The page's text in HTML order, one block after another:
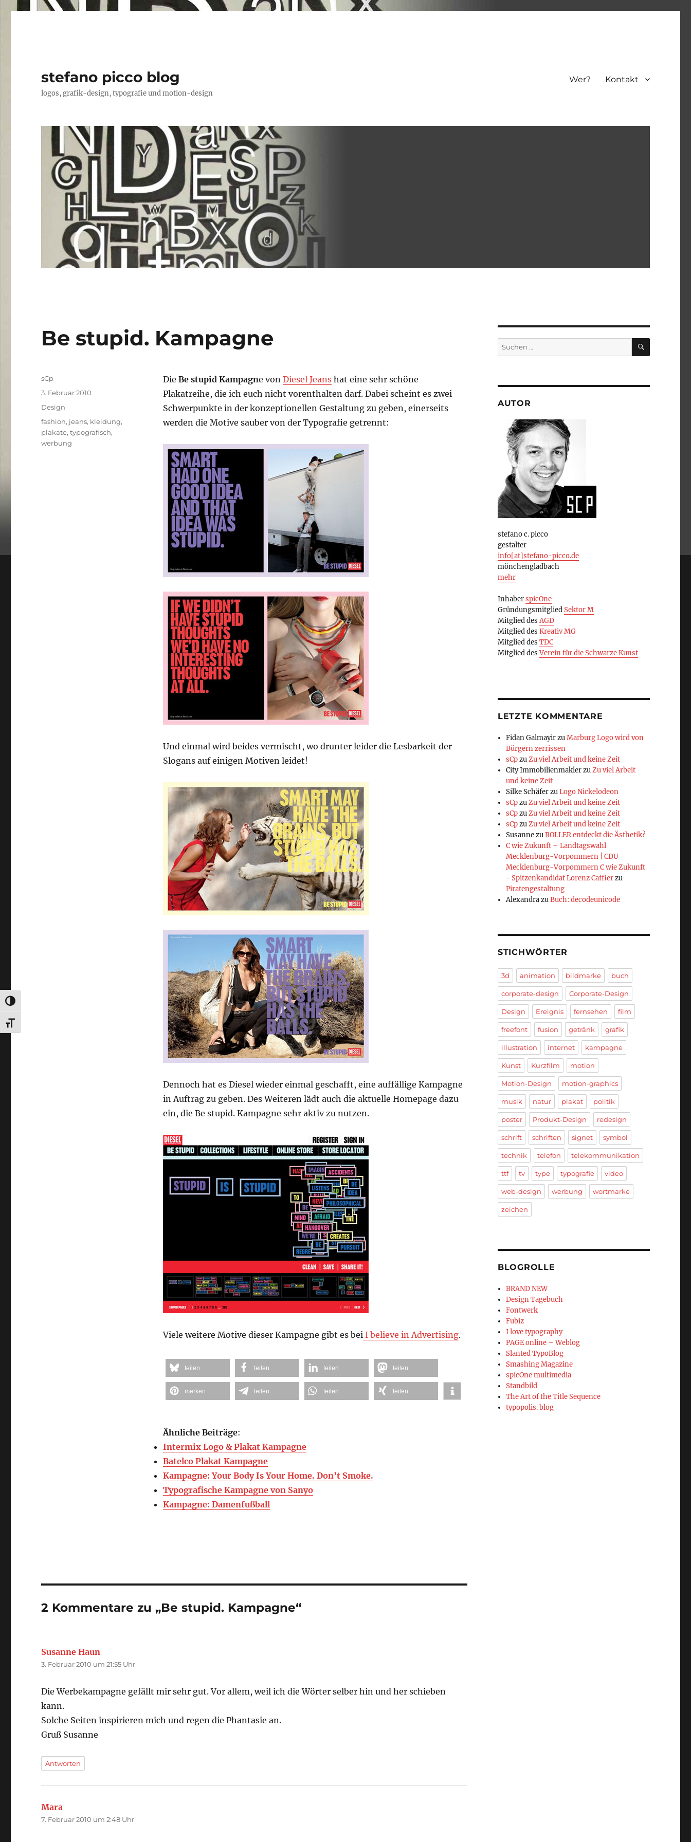
UMSCHALTEN AUF HOHE KONTRASTE
SCHRIFT VERGRÖSSERN
stefano picco blog
logos, grafik-design, typografie und motion-design
Wer? Kontakt
Be stupid. Kampagne
Die Be stupid Kampagne von Diesel Jeanshat eine sehr schöne
Plakatreihe, die ich euch nicht vorenthalten darf. Dabei scheint es zwei
Schwerpunkte in der konzeptionellen Gestaltung zu geben, einerseits
werden die Motive sauber von der Typografie getrennt:
Und einmal wird beides vermischt, wo drunter leider die Lesbarkeit der
Slogans auf einigen Motiven leidet!
Dennoch hat es Diesel wieder einmal geschafft, eine auffällige Kampagne
in Auftrag zu geben. Des Weiteren lädt auch die aktuelle Homepage dazu
ein, die Be stupid. Kampagne sehr aktiv zu nutzen.
Viele weitere Motive dieser Kampagne gibt es beiI believe in Advertising.
teilen teilen teilen teilen
merken teilen teilen teilen
Ähnliche Beiträge:
Intermix Logo & Plakat Kampagne
Batelco Plakat Kampagne
Kampagne: Your Body Is Your Home. Don’t Smoke.
Typografische Kampagne von Sanyo
Kampagne: Damenfußball
Autor
sCp
Veröffentlicht
3. Februar 2010
Kategorien
Design
Schlagwörter
fashion, jeans, kleidung,
plakate,typografisch,
werbung
2 Kommentare zu „Be stupid. Kampagne“
Susanne Haun
3. Februar 2010 um 21:55 Uhr
Die Werbekampagne gefällt mir sehr gut. Vor allem, weil ich die Wörter selber hin und her schieben
kann.
Solche Seiten inspirieren mich und regen die Phantasie an.
Gruß Susanne
Antworten
Mara
7. Februar 2010 um 2:48 Uhr
Suchen
nach:
SUCHEN
AUTOR
stefano c. picco
gestalter
info[at]stefano-picco.de
mönchengladbach
mehr
InhaberspicOne
GründungsmitgliedSektor M
Mitglied desAGD
Mitglied des Kreativ MG
Mitglied des TDC
Mitglied desVerein für die Schwarze Kunst
LETZTE KOMMENTARE
Fidan GalmayirzuMarburg Logo wird von
Bürgern zerrissen
sCpzuZu viel Arbeit und keine Zeit
City ImmobilienmaklerzuZu viel Arbeit
und keine Zeit
Silke SchäferzuLogo Nickelodeon
sCpzuZu viel Arbeit und keine Zeit
sCpzuZu viel Arbeit und keine Zeit
sCpzuZu viel Arbeit und keine Zeit
SusannezuROLLER entdeckt die Ästhetik?
C wie Zukunft – Landtagswahl
Mecklenburg-Vorpommern | CDU
Mecklenburg-Vorpommern C wie Zukunft
- Spitzenkandidat Lorenz Caffierzu
Piratengestaltung
AlexandrazuBuch: decodeunicode
STICHWÖRTER
3d animation bildmarke buch
corporate-design Corporate-Design
Design Ereignis fernsehen film
freefont fusion getränk grafik
illustration internet kampagne
Kunst Kurzfilm motion
Motion-Design motion-graphics
musik natur plakat politik
poster Produkt-Design redesign
schrift schriften signet symbol
technik telefon telekommunikation
ttf tv type typografie video
web-design werbung wortmarke
zeichen
BLOGROLLE
BRAND NEW
Design Tagebuch
Fontwerk
Fubiz
I love typography
PAGE online – Weblog
Slanted TypoBlog
Smashing Magazine
spicOne multimedia
Standbild
The Art of the Title Sequence
typopolis. blog